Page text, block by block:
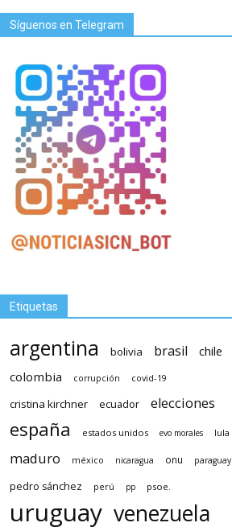
Síguenos en Telegram
Etiquetas
argentina bolivia brasil
chile
colombia
corrupción covid-19
cristina kirchner ecuador elecciones
españa estados unidos evo morales lula
maduro méxico nicaragua onu paraguay
pedro sánchez perú pp psoe.
uruguay venezuela